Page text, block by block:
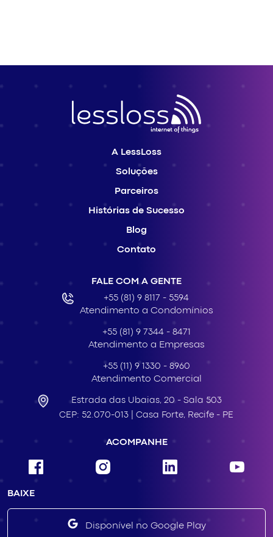
A LessLoss
Soluções
Parceiros
Histórias de Sucesso
Blog
Contato
FALE COM A GENTE
+55 (81) 9 8117 - 5594
Atendimento a Condomínios
+55 (81) 9 7344 - 8471
Atendimento a Empresas
+55 (11) 9 1330 - 8960
Atendimento Comercial
Estrada das Ubaias,20 - Sala 503
CEP: 52.070-013 | Casa Forte, Recife - PE
ACOMPANHE
BAIXE
Disponível no Google Play